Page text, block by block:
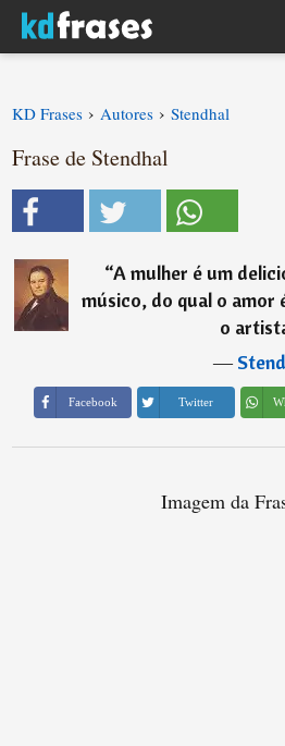
KD Frases › Autores › Stendhal
Frase de Stendhal
“A mulher é um
músico, do qual o amor
o
―
Facebook Twitter
Imagem da